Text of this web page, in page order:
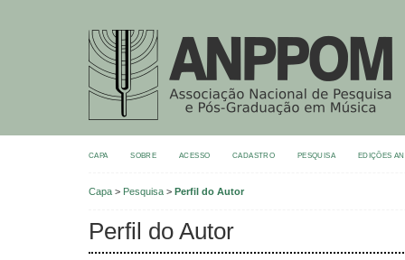
CAPA SOBRE ACESSO CADASTRO PESQUISA EDIÇÕES
Capa > Pesquisa > Perfil do Autor
Perfil do Autor